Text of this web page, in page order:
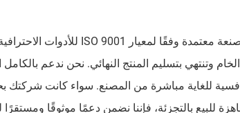
للغاية مباشرة من المصنع. سواء كانت